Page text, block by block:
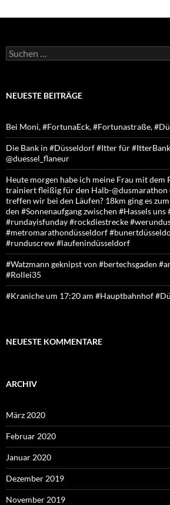
Suchen
nach:
NEUESTE BEITRÄGE
Bei Moni, #FortunaEck, #Fortunastraße,
Die Bank in #Düsseldorf #Itter für
@duessel_flaneur
Heute morgen habe ich meine Frau mit dem
trainiert fleißig für den Halb-@dusmarathon
treffen wir bei den Läufen? 18km ging es
den #Sonnenaufgang zwischen #Hassels
#rundayisfunday #rockdiestrecke
#metromarathondüsseldorf
#runduscrew #laufenindüsseldorf
#Watzmann geknipst von #bertechsgaden
#Rollei35
#Kraniche um 17:20 am #Hauptbahnhof
NEUESTE KOMMENTARE
ARCHIV
März 2020
Februar 2020
Januar 2020
Dezember 2019
November 2019